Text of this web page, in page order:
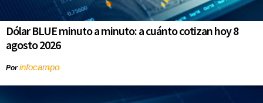
Dólar BLUE minuto a minuto: a cuánto cotizan hoy 8
agosto 2026
Porinfocampo